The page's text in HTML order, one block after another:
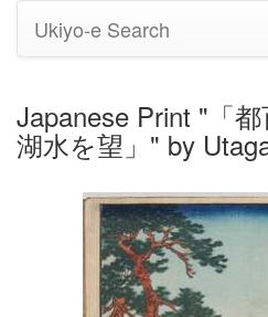
Ukiyo-e Search
Japanese Print "「
湖水を望」" by